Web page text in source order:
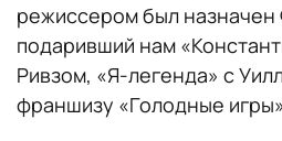
режиссером был
подаривший нам
Ривзом, «Я-легенда» с
франшизу «Голодные игры»